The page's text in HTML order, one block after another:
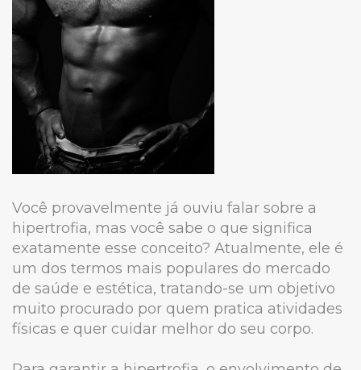
Você provavelmente já ouviu falar sobre a
hipertrofia, mas você sabe o que significa
exatamente esse conceito? Atualmente, ele é
um dos termos mais populares do mercado
de saúde e estética, tratando-se um objetivo
muito procurado por quem pratica atividades
físicas e quer cuidar melhor do seu corpo.